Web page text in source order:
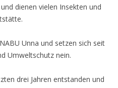
dienen vielen Insekten und
Unna und setzen sich seit
Umweltschutz nein.
drei Jahren entstanden und